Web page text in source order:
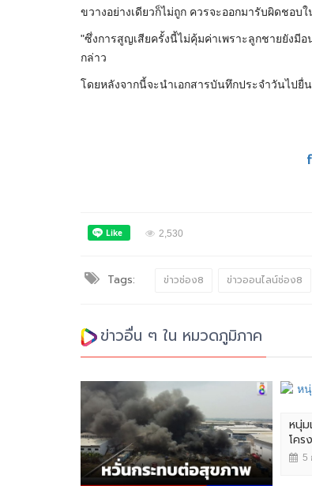
ขวางอย่างเดียวก็ไม่ถูก ควรจะออกมารับผิดชอบใ
"ซึ่งการสูญเสียครั้งนี้ไม่คุ้มค่าเพราะลูกชายยังมี
กล่าว
โดยหลังจากนี้จะนำเอกสารบันทึกประจำวันไป
2,530
Tags: ข่าวช่อง8 ข่าวออนไลน์ช่อง8
ข่าวอื่น ๆ ใน หมวดภูมิภาค
หนุ่ม
โคร
5